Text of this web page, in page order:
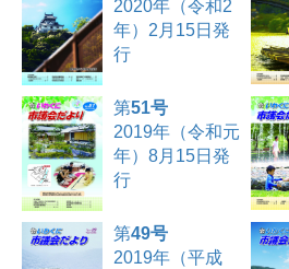
2020年（令和2
年）2月15日発
行
第51号
2019年（令和元
年）8月15日発
行
第49号
2019年（平成